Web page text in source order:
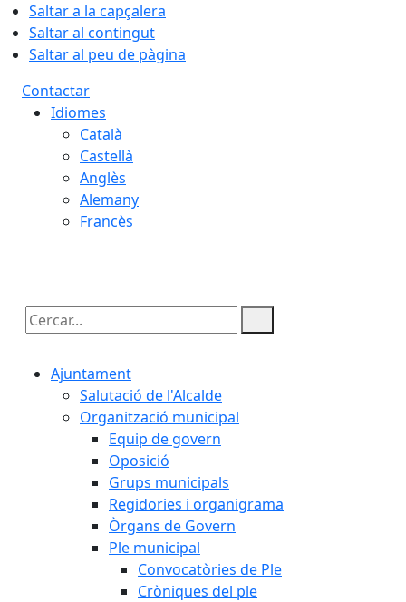
Saltar a la capçalera
Saltar al contingut
Saltar al peu de pàgina
Contactar
Idiomes
Català
Castellà
Anglès
Alemany
Francès
Cercar:
Ajuntament
Salutació de l'Alcalde
Organització municipal
Equip de govern
Oposició
Grups municipals
Regidories i organigrama
Òrgans de Govern
Ple municipal
Convocatòries de Ple
Cròniques del ple